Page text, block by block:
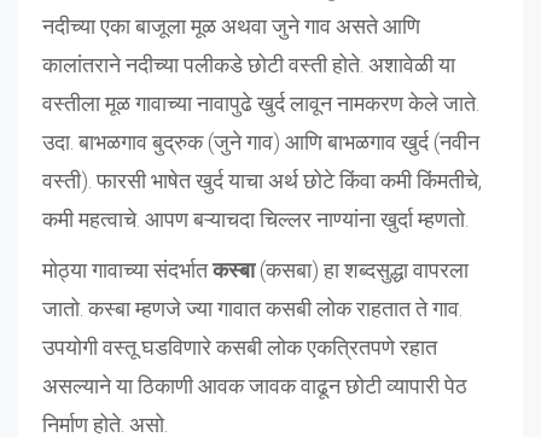
नदीच्या एका बाजूला मूळ अथवा जुने गाव असते आणि
कालांतराने नदीच्या पलीकडे छोटी वस्ती होते. अशावेळी या
वस्तीला मूळ गावाच्या नावापुढे खुर्द लावून नामकरण केले जाते.
उदा. बाभळगाव बुद्रुक (जुने गाव) आणि बाभळगाव खुर्द (नवीन
वस्ती). फारसी भाषेत खुर्द याचा अर्थ छोटे किंवा कमी किंमतीचे,
कमी महत्वाचे. आपण बऱ्याचदा चिल्लर नाण्यांना खुर्दा म्हणतो.
मोठ्या गावाच्या संदर्भातकस्बा(कसबा) हा शब्दसुद्धा वापरला
जातो. कस्बा म्हणजे ज्या गावात कसबी लोक राहतात ते गाव.
उपयोगी वस्तू घडविणारे कसबी लोक एकत्रितपणे रहात
असल्याने या ठिकाणी आवक जावक वाढून छोटी व्यापारी पेठ
निर्माण होते. असो.